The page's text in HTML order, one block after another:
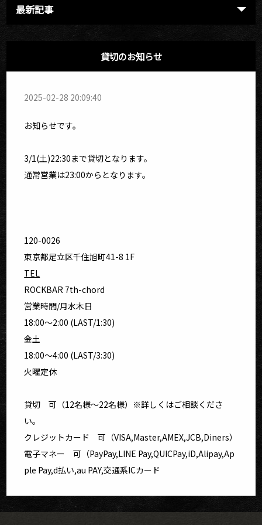
最新記事
貸切のお知らせ
2025-02-28 20:09:40
お知らせです。
3/1(土)22:30まで貸切となります。
通常営業は23:00からとなります。
120-0026
東京都足立区千住旭町41-8 1F
TEL
ROCKBAR 7th-chord
営業時間/月水木日
18:00〜2:00 (LAST/1:30)
金土
18:00〜4:00 (LAST/3:30)
火曜定休
貸切 可（12名様～22名様）※詳しくはご相談くださ
い。
クレジットカード 可（VISA,Master,AMEX,JCB,Diners）
電子マネー 可（PayPay,LINE Pay,QUICPay,iD,Alipay,Ap
ple Pay,d払い,au PAY,交通系ICカード